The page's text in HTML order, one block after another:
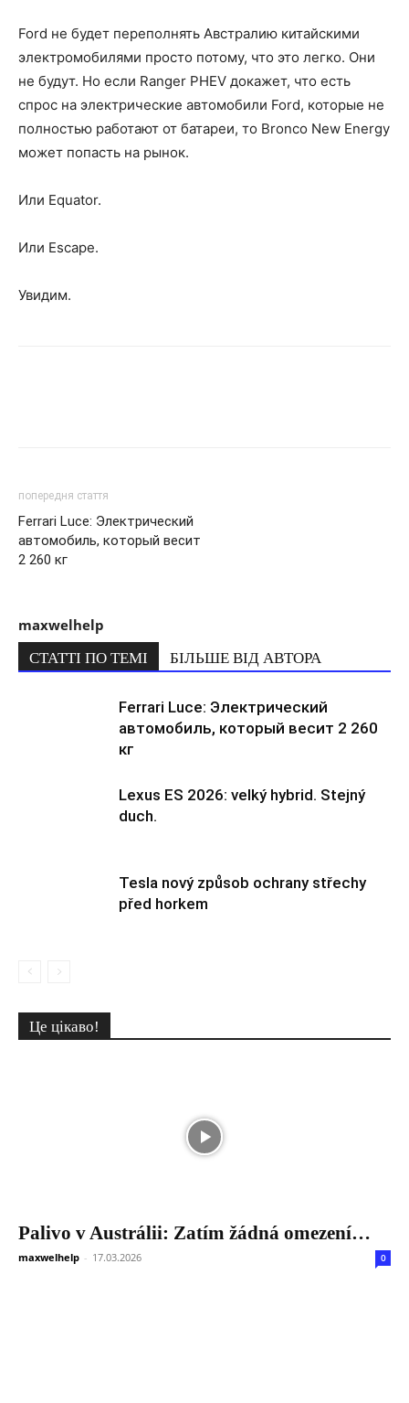
Ford не будет переполнять Австралию китайскими
электромобилями просто потому, что это легко. Они
не будут. Но если Ranger PHEV докажет, что есть
спрос на электрические автомобили Ford, которые не
полностью работают от батареи, то Bronco New Energy
может попасть на рынок.
Или Equator.
Или Escape.
Увидим.
попередня стаття
Ferrari Luce: Электрический
автомобиль, который весит
2 260 кг
maxwelhelp
СТАТТІ ПО ТЕМІ БІЛЬШЕ ВІД АВТОРА
Ferrari Luce: Электрический
автомобиль, который весит 2 260
кг
Lexus ES 2026: velký hybrid. Stejný
duch.
Tesla nový způsob ochrany střechy
před horkem
Це цікаво!
Palivo v Austrálii: Zatím žádná omezení…
maxwelhelp - 17.03.2026 0